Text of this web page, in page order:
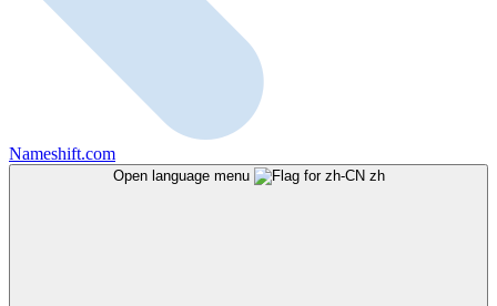
Nameshift.com
Open language menu zh